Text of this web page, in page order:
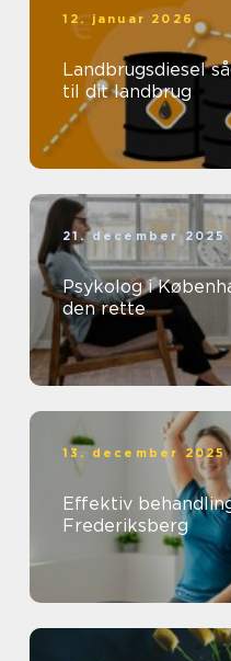
12. januar 2026
Landbrugsdiesel sådan vælger du rigtigt
til dit landbrug
21. december 2025
Psykolog i
den rette
13. december 2025
Effektiv
Frederiksberg